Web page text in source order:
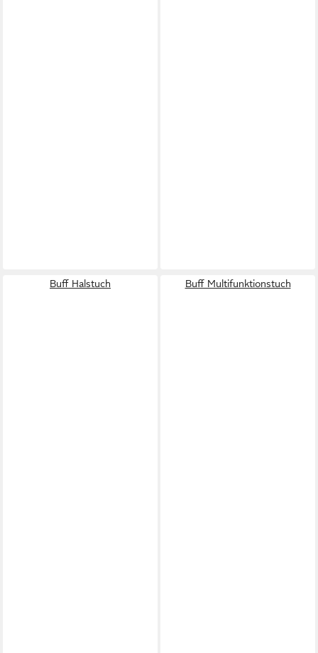
Buff Halstuch Buff Multifunktionstuch